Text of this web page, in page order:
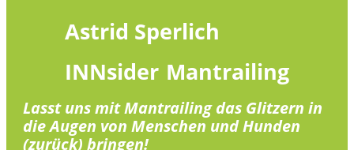
Astrid Sperlich
INNsider Mantrailing
Lasst uns mit Mantrailing das Glitzern in
die Augen von Menschen und Hunden
(zurück) bringen!